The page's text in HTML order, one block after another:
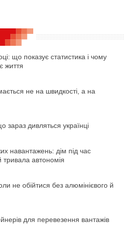
що показує статистика і чому
життя
не на швидкості, а на
зараз дивляться українці
навантажень: дім під час
тривала автономія
не обійтися без алюмінієвого й
для перевезення вантажів